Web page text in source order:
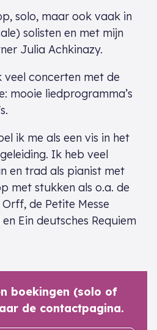
solo, maar ook vaak in
solisten en met mijn
Julia Achkinazy.
veel concerten met de
mooie liedprogramma’s
ik me als een vis in het
Ik heb veel
en trad als pianist met
met stukken als o.a. de
de Petite Messe
Ein deutsches Requiem
boekingen (solo of
de contactpagina.